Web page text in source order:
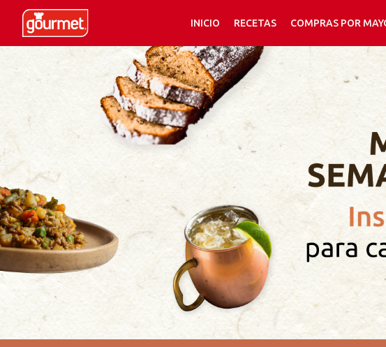
INICIO RECETAS COMPRAS POR